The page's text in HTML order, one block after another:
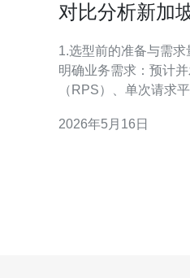
对比分析新加
1.选型前的准备与需
明确业务需求：预计
（RPS）、单次请求
等。实际步骤：1）用
2026年5月16日